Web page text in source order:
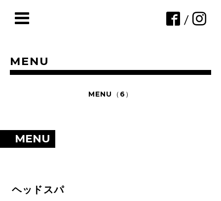
/
MENU
MENU（6）
MENU
ヘッドスパ